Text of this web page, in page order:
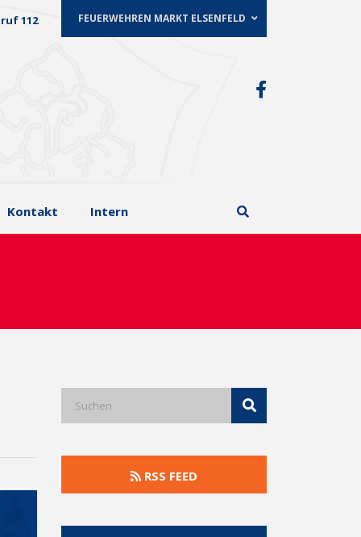
FEUERWEHREN MARKT ELSENFELD
112
Kontakt Intern
RSS FEED